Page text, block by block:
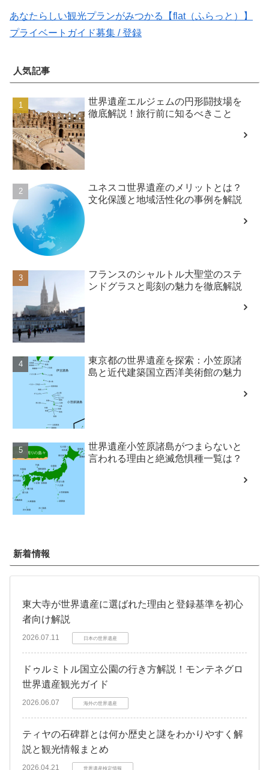
あなたらしい観光プランがみつかる【flat（ふらっと）】
プライベートガイド募集 / 登録
人気記事
世界遺産エルジェムの円形闘技場を
徹底解説！旅行前に知るべきこと
ユネスコ世界遺産のメリットとは？
文化保護と地域活性化の事例を解説
フランスのシャルトル大聖堂のステ
ンドグラスと彫刻の魅力を徹底解説
東京都の世界遺産を探索：小笠原諸
島と近代建築国立西洋美術館の魅力
世界遺産小笠原諸島がつまらないと
言われる理由と絶滅危惧種一覧は？
新着情報
東大寺が世界遺産に選ばれた理由と登録基準を初心
者向け解説
2026.07.11 日本の世界遺産
ドゥルミトル国立公園の行き方解説！モンテネグロ
世界遺産観光ガイド
2026.06.07 海外の世界遺産
ティヤの石碑群とは何か歴史と謎をわかりやすく解
説と観光情報まとめ
2026.04.21 世界遺産検定情報